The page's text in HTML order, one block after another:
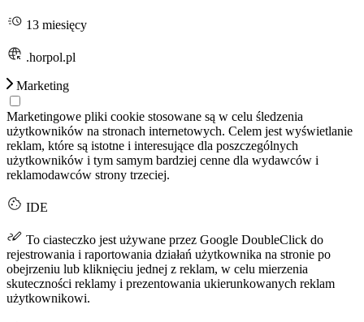
13 miesięcy
.horpol.pl
Marketing
Marketingowe pliki cookie stosowane są w celu śledzenia
użytkowników na stronach internetowych. Celem jest wyświetlanie
reklam, które są istotne i interesujące dla poszczególnych
użytkowników i tym samym bardziej cenne dla wydawców i
reklamodawców strony trzeciej.
IDE
To ciasteczko jest używane przez Google DoubleClick do
rejestrowania i raportowania działań użytkownika na stronie po
obejrzeniu lub kliknięciu jednej z reklam, w celu mierzenia
skuteczności reklamy i prezentowania ukierunkowanych reklam
użytkownikowi.